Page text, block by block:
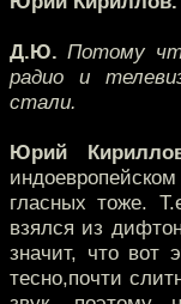
Д.Ю. Потому
радио и
стали.
Юрий
гласных тоже.
взялся из
значит, что вот
тесно,почти